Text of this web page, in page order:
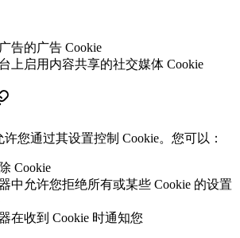
告的广告 Cookie
上启用内容共享的社交媒体 Cookie
您通过其设置控制 Cookie。您可以：
Cookie
中允许您拒绝所有或某些 Cookie 的设置
在收到 Cookie 时通知您